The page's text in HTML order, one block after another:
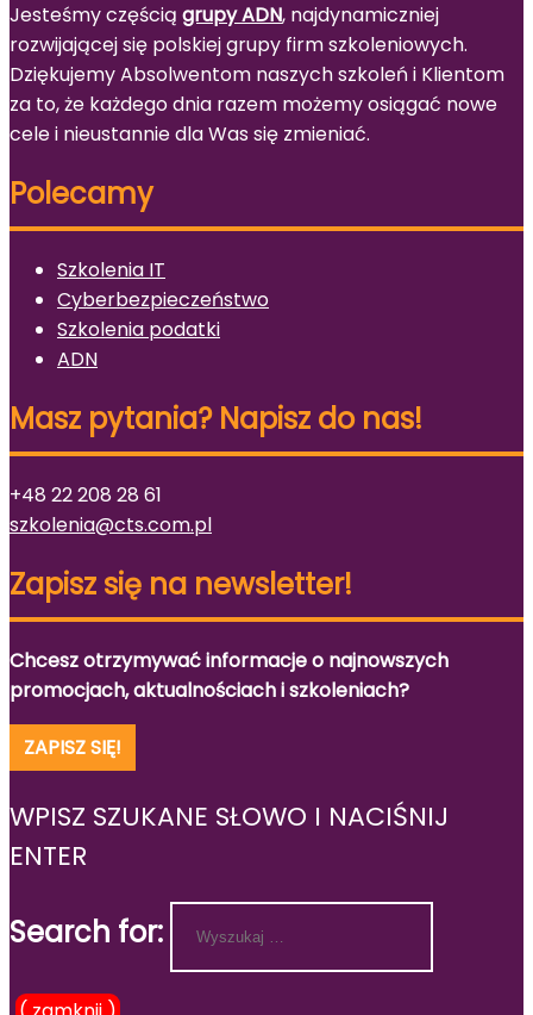
Jesteśmy częścią grupy ADN, najdynamiczniej
rozwijającej się polskiej grupy firm szkoleniowych.
Dziękujemy Absolwentom naszych szkoleń i Klientom
za to, że każdego dnia razem możemy osiągać nowe
cele i nieustannie dla Was się zmieniać.
Polecamy
Szkolenia IT
Cyberbezpieczeństwo
Szkolenia podatki
ADN
Masz pytania? Napisz do nas!
+48 22 208 28 61
szkolenia@cts.com.pl
Zapisz się na newsletter!
Chcesz otrzymywać informacje o najnowszych
promocjach, aktualnościach i szkoleniach?
ZAPISZ SIĘ!
WPISZ SZUKANE SŁOWO I NACIŚNIJ
ENTER
Search for: